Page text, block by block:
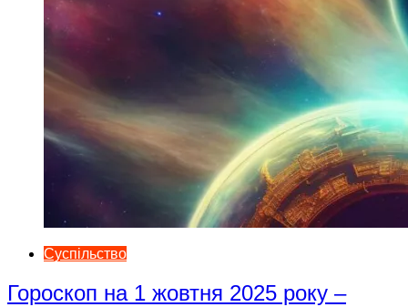
Суспільство
Гороскоп на 1 жовтня 2025 року –